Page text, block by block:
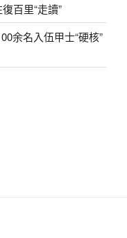
百里“走讀”
余名入伍甲士“硬核”